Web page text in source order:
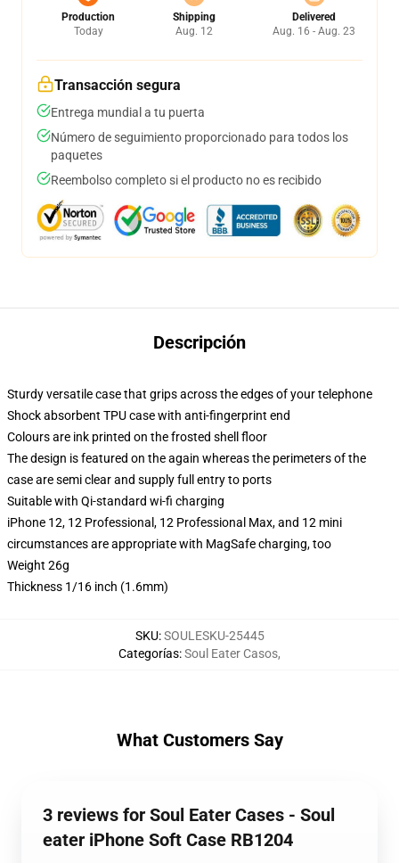
Production
Today
Shipping
Aug. 12
Delivered
Aug. 16 - Aug. 23
Transacción segura
Entrega mundial a tu puerta
Número de seguimiento proporcionado para todos los
paquetes
Reembolso completo si el producto no es recibido
Descripción
Sturdy versatile case that grips across the edges of your telephone
Shock absorbent TPU case with anti-fingerprint end
Colours are ink printed on the frosted shell floor
The design is featured on the again whereas the perimeters of the
case are semi clear and supply full entry to ports
Suitable with Qi-standard wi-fi charging
iPhone 12, 12 Professional, 12 Professional Max, and 12 mini
circumstances are appropriate with MagSafe charging, too
Weight 26g
Thickness 1/16 inch (1.6mm)
SKU:SOULESKU-25445
Categorías:Soul Eater Casos,
What Customers Say
3 reviews for Soul Eater Cases - Soul
eater iPhone Soft Case RB1204